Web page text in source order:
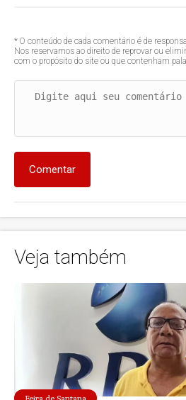
* O conteúdo de cada comentário é de
Nos reservamos ao direito de reprovar ou
com o propósito do site ou que contenham
Comentar
Veja também